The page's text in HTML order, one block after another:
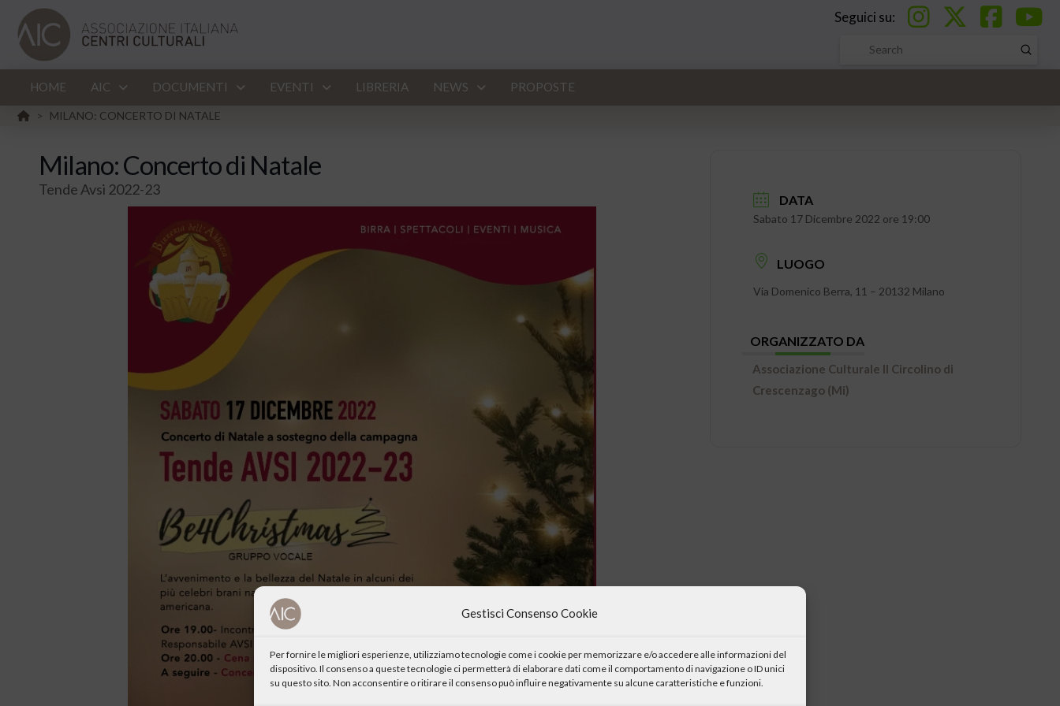
Gestisci Consenso Cookie
Per fornire le migliori esperienze, utilizziamo tecnologie come i cookie per memorizzare e/o accedere alle informazioni del
dispositivo. Il consenso a queste tecnologie ci permetterà di elaborare dati come il comportamento di navigazione o ID unici
su questo sito. Non acconsentire o ritirare il consenso può influire negativamente su alcune caratteristiche e funzioni.
Seguici su:
Search
Submit
HOME AIC DOCUMENTI EVENTI LIBRERIA NEWS PROPOSTE
HOME
> MILANO: CONCERTO DI NATALE
Milano: Concerto di Natale
Tende Avsi 2022-23
DATA
Sabato 17 Dicembre 2022 ore 19:00
LUOGO
Via Domenico Berra, 11 – 20132 Milano
ORGANIZZATO DA
Associazione Culturale Il Circolino di
Crescenzago (Mi)